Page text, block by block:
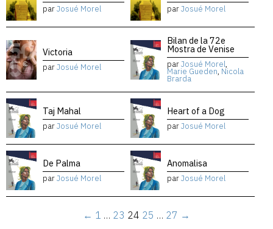
parJosué Morel parJosué Morel
Victoria
parJosué Morel
Bilan de la 72e
Mostra de Venise
parJosué Morel,
Marie Gueden, Nicola
Brarda
Taj Mahal
parJosué Morel
Heart of a Dog
parJosué Morel
De Palma
parJosué Morel
Anomalisa
parJosué Morel
← 1 … 23 24 25 … 27 →